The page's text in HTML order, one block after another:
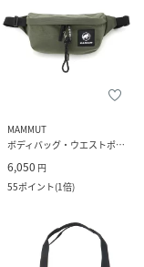
MAMMUT
ボディバッグ・ウエストポーチ
6,050 円
55ポイント(1倍)